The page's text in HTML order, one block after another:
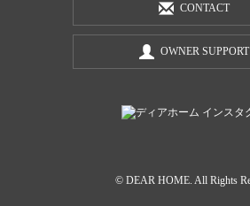
CONTACT
OWNER SUPPORT
© DEAR HOME. All Rights